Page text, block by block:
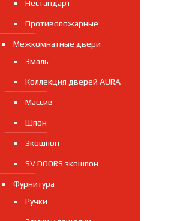
Нестандарт
Противопожарные
Межкомнатные двери
Эмаль
Коллекция дверей AURA
Массив
Шпон
Экошпон
SV DOORS экошпон
Фурнитура
Ручки